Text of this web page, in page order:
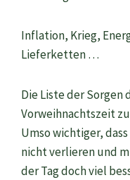
Inflation, Krieg,
Lieferketten …
Die Liste der Sorgen
Vorweihnachtszeit
Umso wichtiger,
nicht verlieren und
der Tag doch viel